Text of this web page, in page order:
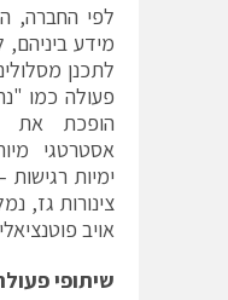
לפי החברה,
מידע ביניהם,
לתכנן
פעולה כמו
הופכת את
אסטרטגי
ימיות
צינורות גז,
אויב
שיתופי